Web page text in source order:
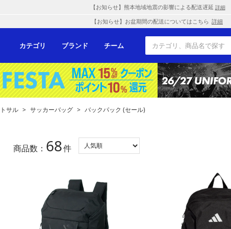
【お知らせ】熊本地域地震の影響による配送遅延 詳細
【お知らせ】お盆期間の配送についてはこちら 詳細
カテゴリ ブランド チーム
サル > サッカーバッグ > バックパック (セール)
商品数： 68件